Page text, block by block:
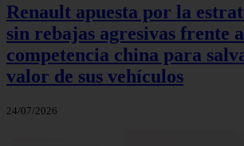
Renault apuesta por la
sin rebajas agresivas frente
competencia china para
valor de sus vehículos
24/07/2026